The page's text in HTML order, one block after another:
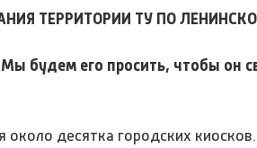
ТЕРРИТОРИИ ТУ ПО
будем его просить, чтобы он
десятка городских